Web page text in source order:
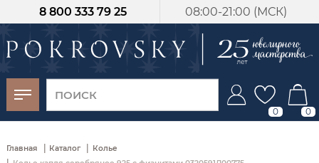
08:00-21:00 (МСК)
8 800 333 79 25
0 0
Главная | Каталог | Колье
-30%
от 15 дней с
момента оплаты